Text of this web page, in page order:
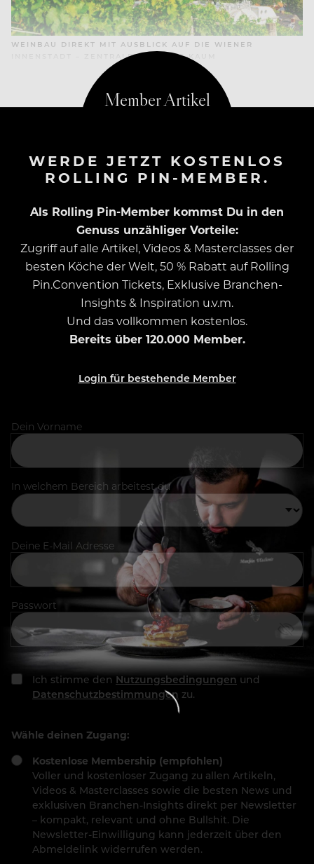
WEINBAU DIREKT MIT AUSBLICK AUF DIE WIENER
INNENSTADT – ZENTRALER GEHT ES KAUM
WERDE JETZT KOSTENLOS
ROLLING PIN-MEMBER.
Als Rolling Pin-Member kommst Du in den
Genuss unzähliger Vorteile:
Zugriff auf alle Artikel, Videos & Masterclasses der
besten Köche der Welt, 50 % Rabatt auf Rolling
Pin.Convention Tickets, Exklusive Branchen-
Insights & Inspiration u.v.m.
Und das vollkommen kostenlos.
Bereits über 120.000 Member.
Login für bestehende Member
Dein Vorname
In welchem Bereich arbeitest du
Deine E-Mail Adresse
Passwort
Ich stimme den Nutzungsbedingungen und
Datenschutzbestimmungen zu.
Wähle deinen Zugang:
Kostenlose Membership (empfohlen)
Voller und kostenloser Zugang zu allen Artikeln,
Videos & Masterclasses sowie die besten News und
exklusiven Branchen-Insights direkt per Newsletter
– kompakt, relevant und ohne Bullshit. Die
Newsletter-Einwilligung kann jederzeit über den
Abmeldelink widerrufen werden.